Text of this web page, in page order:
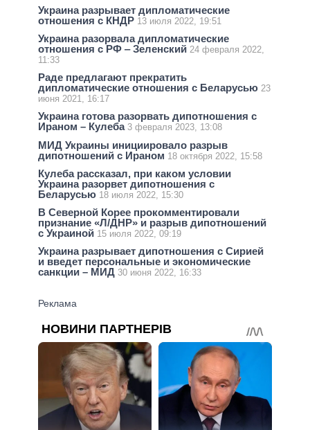
Украина разрывает дипломатические
отношения с КНДР 13 июля 2022, 19:51
Украина разорвала дипломатические
отношения с РФ ‒ Зеленский 24 февраля 2022,
11:33
Раде предлагают прекратить
дипломатические отношения с Беларусью 23
июня 2021, 16:17
Украина готова разорвать дипотношения с
Ираном – Кулеба 3 февраля 2023, 13:08
МИД Украины инициировало разрыв
дипотношений с Ираном 18 октября 2022, 15:58
Кулеба рассказал, при каком условии
Украина разорвет дипотношения с
Беларусью 18 июля 2022, 15:30
В Северной Корее прокомментировали
признание «Л/ДНР» и разрыв дипотношений
с Украиной 15 июля 2022, 09:19
Украина разрывает дипотношения с Сирией
и введет персональные и экономические
санкции – МИД 30 июня 2022, 16:33